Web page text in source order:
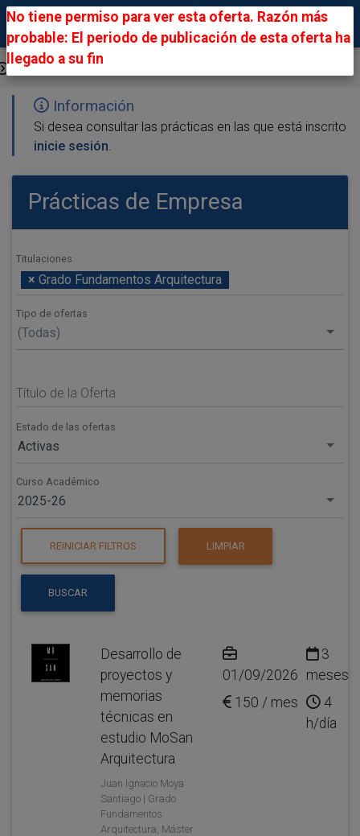
Ofertas Públicas
Información
Si desea consultar las prácticas en las que está inscrito
inicie sesión.
Prácticas de Empresa
Titulaciones
× Grado Fundamentos Arquitectura
Tipo de ofertas
(Todas)
Título de la Oferta
Estado de las ofertas
Activas
Curso Académico
2025-26
REINICIAR FILTROS LIMPIAR
BUSCAR
Desarrollo de
proyectos y
memorias
técnicas en
estudio MoSan
Arquitectura
Juan Ignacio Moya
Santiago | Grado
Fundamentos
Arquitectura, Máster
01/09/2026
150 / mes
3
meses
4
h/día
No tiene permiso para ver esta oferta. Razón más
probable: El periodo de publicación de esta oferta ha
llegado a su fin